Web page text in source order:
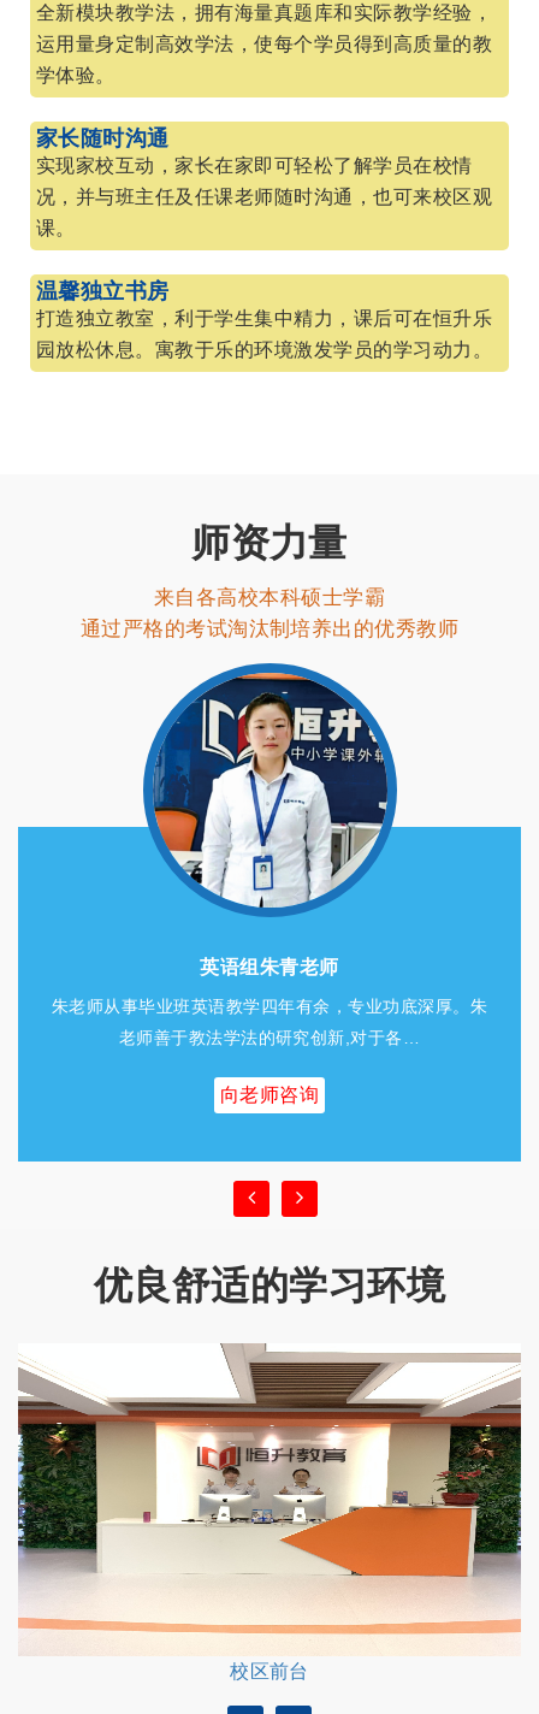
全新模块教学法，拥有海量真题库和实际教学经验，
运用量身定制高效学法，使每个学员得到高质量的教
学体验。
家长随时沟通
实现家校互动，家长在家即可轻松了解学员在校情
况，并与班主任及任课老师随时沟通，也可来校区观
课。
温馨独立书房
打造独立教室，利于学生集中精力，课后可在恒升乐
园放松休息。寓教于乐的环境激发学员的学习动力。
师资力量
来自各高校本科硕士学霸
通过严格的考试淘汰制培养出的优秀教师
语文组赵茹老师
赵老师集文言文 诗词 写作的集大成者！也是很多孩子学习
文言文的启蒙老师；赵老师独特的教…
向老师咨询
优良舒适的学习环境
校区前台